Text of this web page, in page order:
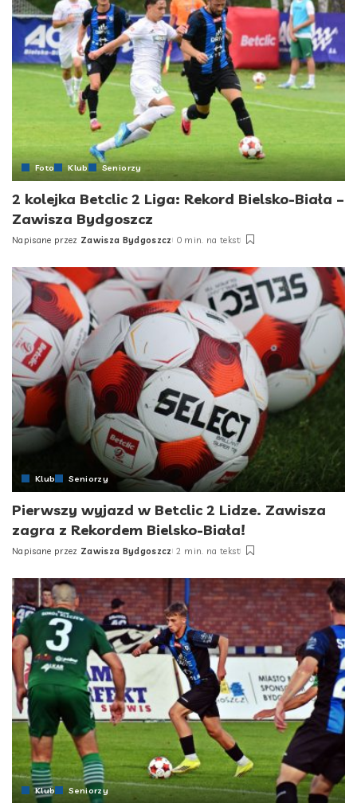
Foto Klub Seniorzy
2 kolejka Betclic 2 Liga: Rekord Bielsko-Biała –
Zawisza Bydgoszcz
Posted
Napisane przez Zawisza Bydgoszcz 0 min. na tekst
Klub Seniorzy
Pierwszy wyjazd w Betclic 2 Lidze. Zawisza
zagra z Rekordem Bielsko-Biała!
Posted
Napisane przez Zawisza Bydgoszcz 2 min. na tekst
Klub Seniorzy